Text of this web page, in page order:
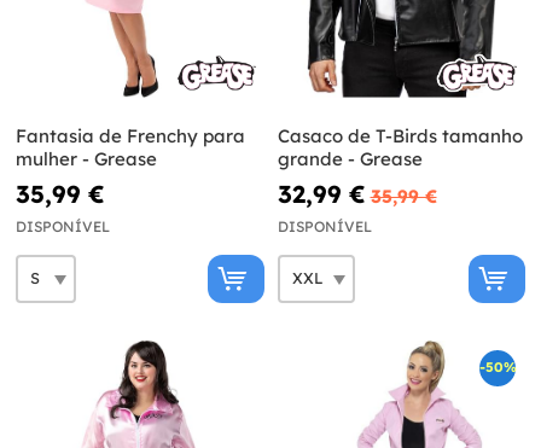
Fantasia de Frenchy para
mulher - Grease
35,99 €
DISPONÍVEL
Casaco de T-Birds tamanho
grande - Grease
32,99 € 35,99 €
DISPONÍVEL
-50%